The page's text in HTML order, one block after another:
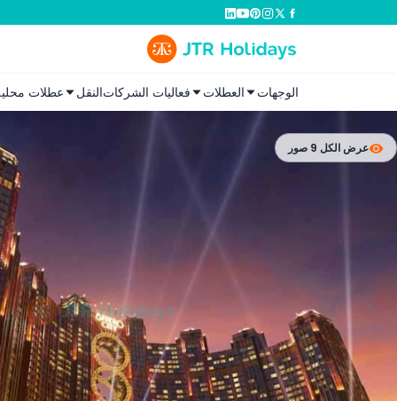
الوجهات العطلات فعاليات الشركاتالنقل عطلات
عرض الكل 9 صور